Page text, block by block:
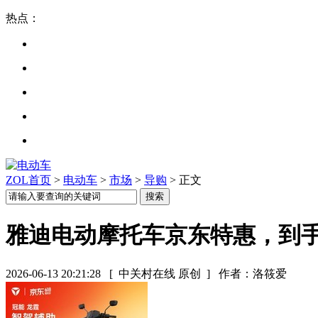
热点：
ZOL首页 > 电动车 > 市场 > 导购 > 正文
雅迪电动摩托车京东特惠，到
2026-06-13 20:21:28 [ 中关村在线 原创 ] 作者：洛筱爱